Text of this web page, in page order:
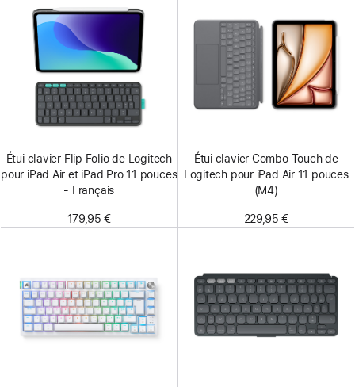
Étui clavier Flip Folio de Logitech
pour iPad Air et iPad Pro 11 pouces
- Français
179,95 €
Étui clavier Combo Touch de
Logitech pour iPad Air 11 pouces
(M4)
229,95 €